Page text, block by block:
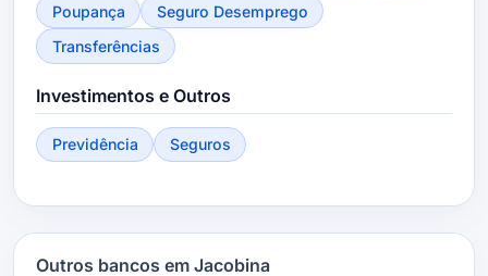
Poupança
Seguro Desemprego
Transferências
Investimentos e Outros
Previdência Seguros
Outros bancos em Jacobina